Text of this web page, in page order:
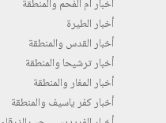
أخبار ام الفحم والمنطقة
أخبار الطيرة
أخبار القدس والمنطقة
أخبار ترشيحا والمنطقة
أخبار المغار والمنطقة
أخبار كفر ياسيف والمنطقة